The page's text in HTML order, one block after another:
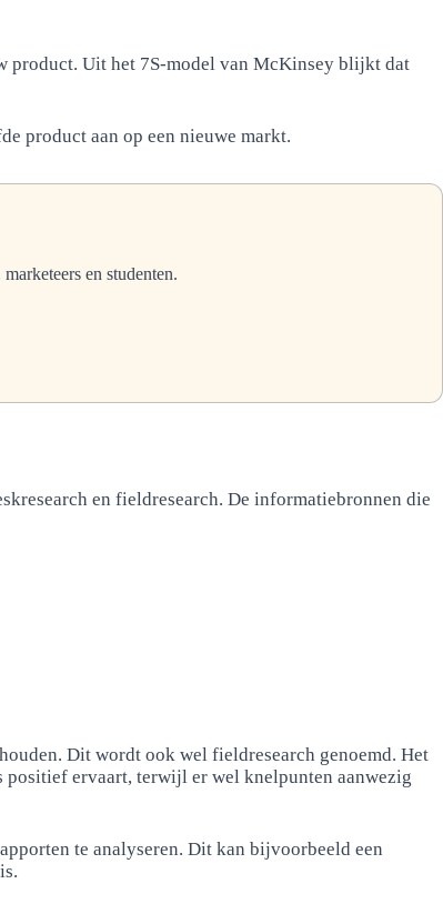
product. Uit het 7S-model van McKinsey blijkt dat
product aan op een nieuwe markt.
en studenten.
en fieldresearch. De informatiebronnen die
Dit wordt ook wel fieldresearch genoemd. Het
ervaart, terwijl er wel knelpunten aanwezig
te analyseren. Dit kan bijvoorbeeld een